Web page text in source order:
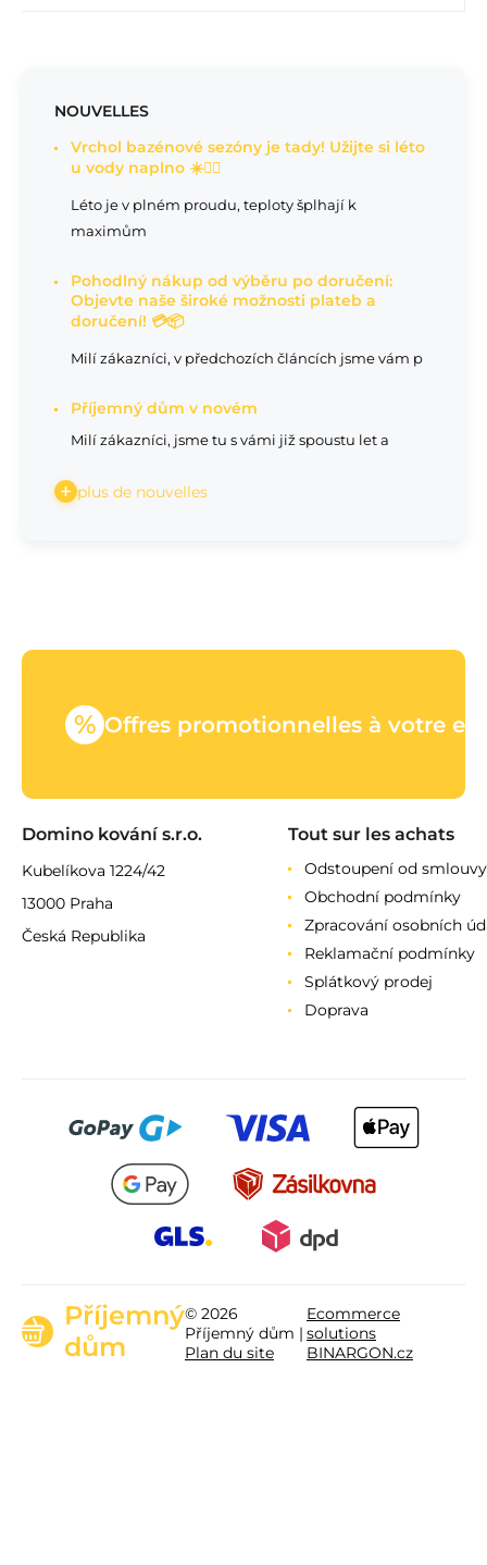
NOUVELLES
Vrchol bazénové sezóny je tady! Užijte si léto
u vody naplno ☀️🏊‍♂️
Léto je v plném proudu, teploty šplhají k
maximům
Pohodlný nákup od výběru po doručení:
Objevte naše široké možnosti plateb a
doručení! 💳📦
Milí zákazníci, v předchozích článcích jsme vám p
Příjemný dům v novém
Milí zákazníci, jsme tu s vámi již spoustu let a
plus de nouvelles
% Offres promotionnelles à votre
Domino kování s.r.o.
Kubelíkova 1224/42
13000 Praha
Česká Republika
Tout sur les achats
Odstoupení od smlouvy
Obchodní podmínky
Zpracování osobních
Reklamační podmínky
Splátkový prodej
Doprava
Příjemný
dům
© 2026
Příjemný dům |
Plan du site
Ecommerce
solutions
BINARGON.cz